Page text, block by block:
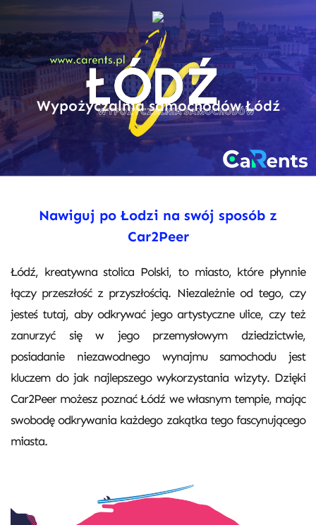
Wypożyczalnia samochodów Łódź
Nawiguj po Łodzi na swój sposób z
Car2Peer
Łódź, kreatywna stolica Polski, to miasto, które płynnie
łączy przeszłość z przyszłością. Niezależnie od tego, czy
jesteś tutaj, aby odkrywać jego artystyczne ulice, czy też
zanurzyć się w jego przemysłowym dziedzictwie,
posiadanie niezawodnego wynajmu samochodu jest
kluczem do jak najlepszego wykorzystania wizyty. Dzięki
Car2Peer możesz poznać Łódź we własnym tempie, mając
swobodę odkrywania każdego zakątka tego fascynującego
miasta.